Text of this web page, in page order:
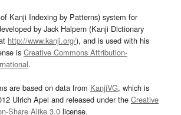
Kanji Indexing by Patterns) system for
by Jack Halpern (Kanji Dictionary
http://www.kanji.org/), and is used with his
is Creative Commons Attribution-
.
are based on data from KanjiVG, which is
Ulrich Apel and released under the Creative
Share Alike 3.0 license.